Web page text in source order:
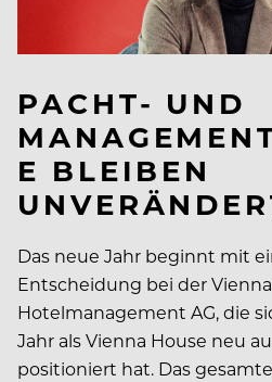
PACHT- UND
E BLEIBEN
Das neue Jahr beginnt mit
Entscheidung bei der
Hotelmanagement AG, die
Jahr als Vienna House neu
positioniert hat. Das